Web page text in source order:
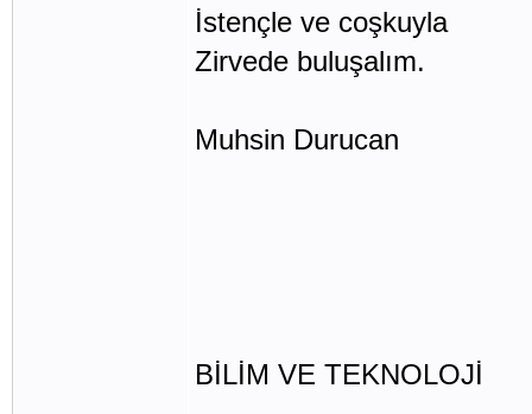
İstençle ve coşkuyla
Zirvede buluşalım.
Muhsin Durucan
BİLİM VE TEKNOLOJİ